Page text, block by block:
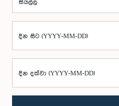
දින සිට (YYYY-MM-DD)
දින දක්වා (YYYY-MM-DD)